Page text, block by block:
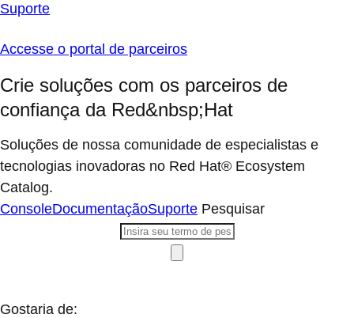
Suporte
Accesse o portal de parceiros
Crie soluções com os parceiros de
confiança da Red&nbsp;Hat
Soluções de nossa comunidade de especialistas e
tecnologias inovadoras no Red Hat® Ecosystem
Catalog.
ConsoleDocumentaçãoSuporte Pesquisar
Gostaria de: